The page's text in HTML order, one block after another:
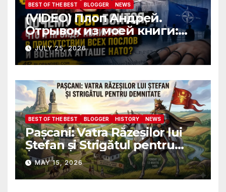
BEST OF THE BEST BLOGGER NEWS
(VIDEO) Плоп Андрей.
Отрывок из моей книги:
Почему ФБР боится, что я
пройду полиграф в
присутствии всех послов и
военных атташе НАТО?
JULY 25, 2026
BEST OF THE BEST BLOGGER HISTORY NEWS
Pașcani: Vatra Răzeșilor lui
Ștefan și Strigătul pentru
Demnitate în Fața
Amalgamării
MAY 15, 2026